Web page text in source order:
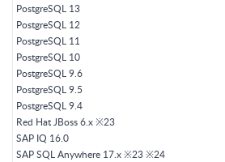
PostgreSQL 13
PostgreSQL 12
PostgreSQL 11
PostgreSQL 10
PostgreSQL 9.6
PostgreSQL 9.5
PostgreSQL 9.4
Red Hat JBoss 6.x ※23
SAP IQ 16.0
SAP SQL Anywhere 17.x ※23 ※24